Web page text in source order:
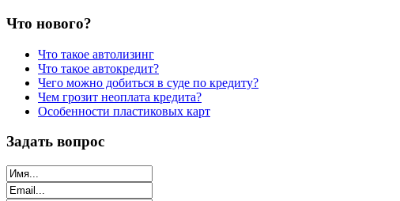
Что нового?
Что такое автолизинг
Что такое автокредит?
Чего можно добиться в суде по кредиту?
Чем грозит неоплата кредита?
Особенности пластиковых карт
Задать вопрос